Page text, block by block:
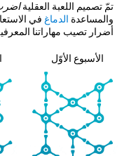
تمّ تصميم اللعبة العقلية
والمساعدة الدماغ في
أضرار تصيب مهاراتنا
الأسبوع الأوّل